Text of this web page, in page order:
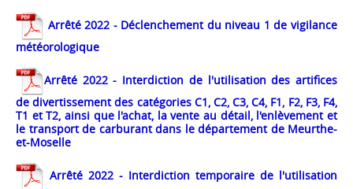
Arrêté 2022 - Déclenchement du niveau 1 de vigilance
météorologique
Arrêté 2022 - Interdiction de l'utilisation des artifices
de divertissement des catégories C1, C2, C3, C4, F1, F2, F3, F4,
T1 et T2, ainsi que l'achat, la vente au détail, l'enlèvement et
le transport de carburant dans le département de Meurthe-
et-Moselle
Arrêté 2022 - Interdiction temporaire de l'utilisation